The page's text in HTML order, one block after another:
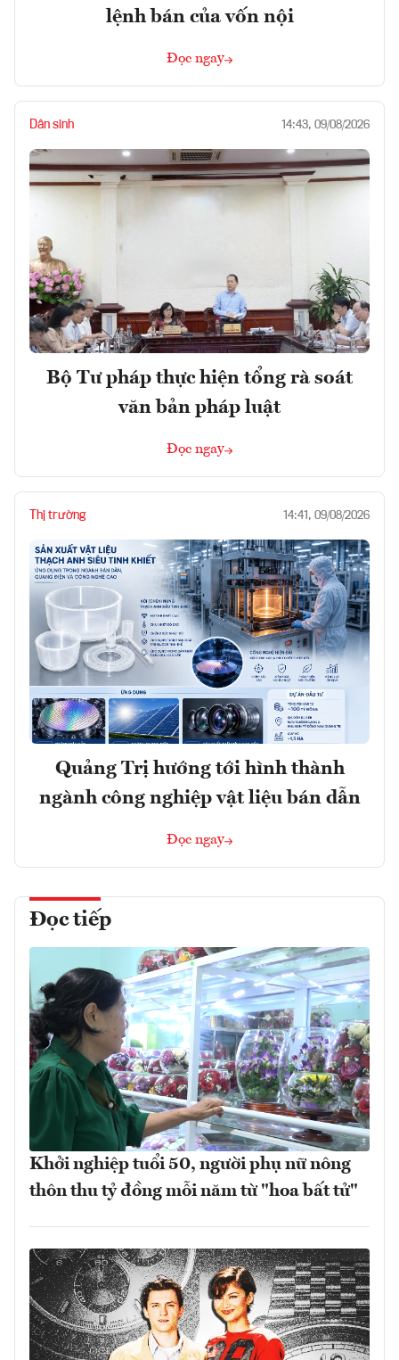
lệnh bán của vốn nội
Đọc ngay
Dân sinh 14:43, 09/08/2026
Bộ Tư pháp thực hiện tổng rà soát
văn bản pháp luật
Đọc ngay
Thị trường 14:41, 09/08/2026
Quảng Trị hướng tới hình thành
ngành công nghiệp vật liệu bán dẫn
Đọc ngay
Đọc tiếp
Khởi nghiệp tuổi 50, người phụ nữ nông
thôn thu tỷ đồng mỗi năm từ "hoa bất tử"